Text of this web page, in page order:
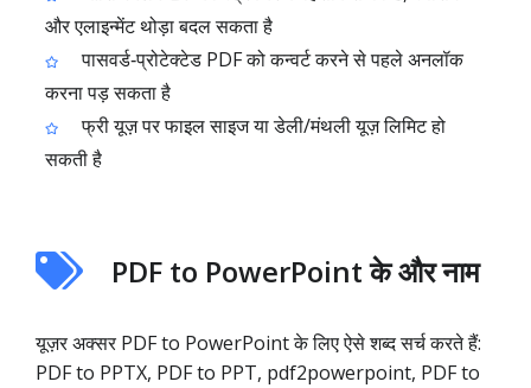
और एलाइन्मेंट थोड़ा बदल सकता है
पासवर्ड‑प्रोटेक्टेड PDF को कन्वर्ट करने से पहले अनलॉक
करना पड़ सकता है
फ्री यूज़ पर फाइल साइज या डेली/मंथली यूज़ लिमिट हो
सकती है
PDF to PowerPoint के और नाम
यूज़र अक्सर PDF to PowerPoint के लिए ऐसे शब्द सर्च करते हैं:
PDF to PPTX, PDF to PPT, pdf2powerpoint, PDF to